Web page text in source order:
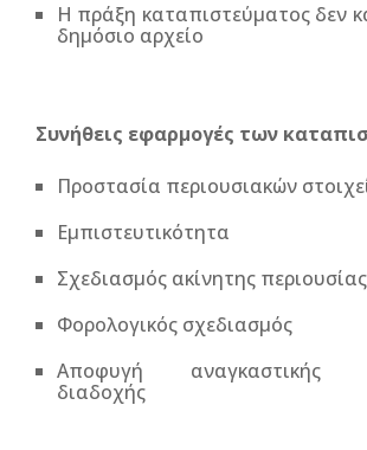
Η πράξη καταπιστεύματος δεν
δημόσιο αρχείο
Συνήθεις εφαρμογές των
Προστασία περιουσιακών
Εμπιστευτικότητα
Σχεδιασμός ακίνητης περιουσίας
Φορολογικός σχεδιασμός
Αποφυγή αναγκαστικής
διαδοχής